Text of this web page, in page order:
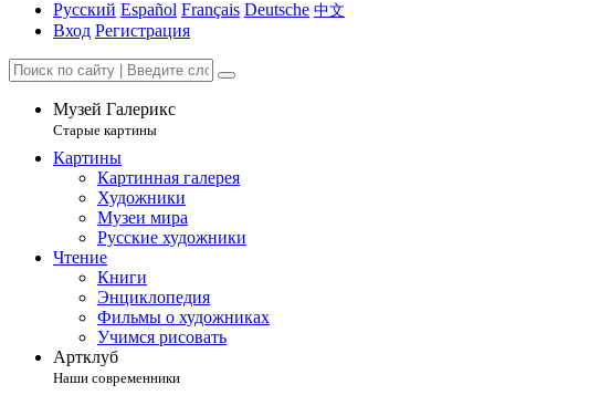
Русский Español Français Deutsche 中文
Вход Регистрация
Музей Галерикс
Старые картины
Картины
Картинная галерея
Художники
Музеи мира
Русские художники
Чтение
Книги
Энциклопедия
Фильмы о художниках
Учимся рисовать
Артклуб
Наши современники